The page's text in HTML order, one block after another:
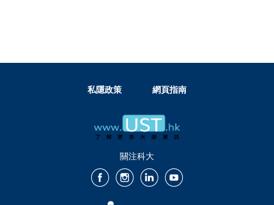
私隱政策 網頁指南
關注科大